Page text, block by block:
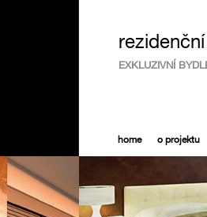
EXKLUZIVNÍ
home o projektu